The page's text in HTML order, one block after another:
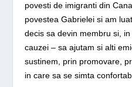
povesti de imigranti din
povestea Gabrielei si am
decis sa devin membru si,
cauzei – sa ajutam si alti
sustinem, prin promovare,
in care sa se simta